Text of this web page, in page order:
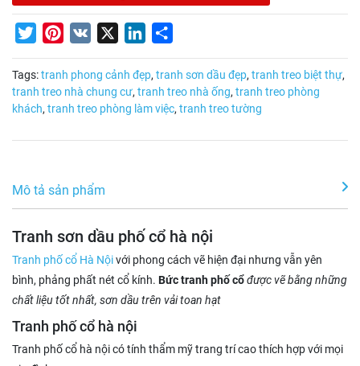
TwitterPinterest
VK LinkedIn
Tags:tranh phong cảnh đẹp, tranh sơn dầu đẹp, tranh treo biệt thự,
tranh treo nhà chung cư, tranh treo nhà ống, tranh treo phòng
khách, tranh treo phòng làm việc, tranh treo tường
Mô tả sản phẩm
Tranh sơn dầu phố cổ hà nội
Tranh phố cổ Hà Nộivới phong cách vẽ hiện đại nhưng vẫn yên
bình, phảng phất nét cổ kính. Bức tranh phố cổđược vẽ bằng những
chất liệu tốt nhất, sơn dầu trên vải toan hạt
Tranh phố cổ hà nội
Tranh phố cổ hà nội có tính thẩm mỹ trang trí cao thích hợp với mọi